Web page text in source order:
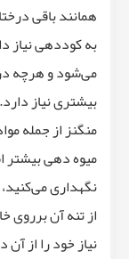
همانند باقی
به کوددهی نیاز
می‌شود و هرچه
بیشتری نیاز
منگنز از جمله
میوه دهی بیشتر
از تنه آن برروی
نیاز خود را از